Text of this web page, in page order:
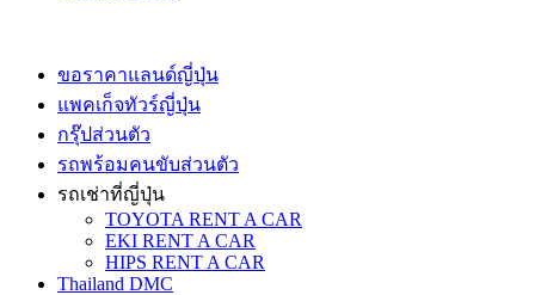
ขอราคาแลนด์ญี่ปุ่น
แพคเก็จทัวร์ญี่ปุ่น
กรุ๊ปส่วนตัว
รถพร้อมคนขับส่วนตัว
รถเช่าที่ญี่ปุ่น
TOYOTA RENT A CAR
EKI RENT A CAR
HIPS RENT A CAR
Thailand DMC